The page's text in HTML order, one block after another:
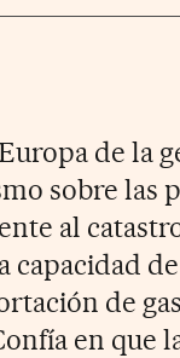
de la
sobre las
al
de
en que